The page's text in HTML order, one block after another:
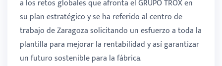
a los retos globales que afronta el GRUPO TROX en
su plan estratégico y se ha referido al centro de
trabajo de Zaragoza solicitando un esfuerzo a toda la
plantilla para mejorar la rentabilidad y así garantizar
un futuro sostenible para la fábrica.